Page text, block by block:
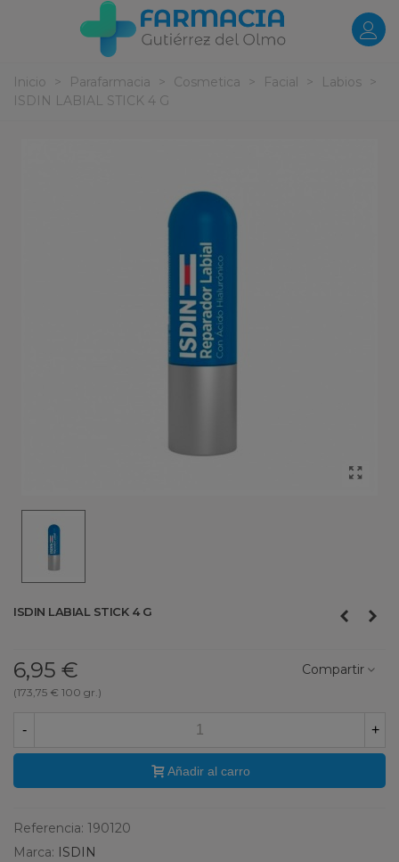
Inicio > Parafarmacia > Cosmetica > Facial > Labios
>
ISDIN LABIAL STICK 4 G
ISDIN LABIAL STICK 4 G
6,95 €
(173,75 € 100 gr.)
Compartir
- +
Añadir al carro
Referencia: 190120
Marca:
ISDIN